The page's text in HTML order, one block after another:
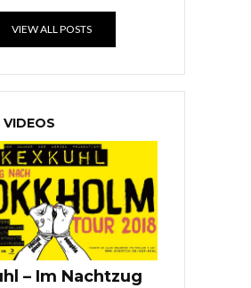
VIEW ALL POSTS
– Im Nachtzug